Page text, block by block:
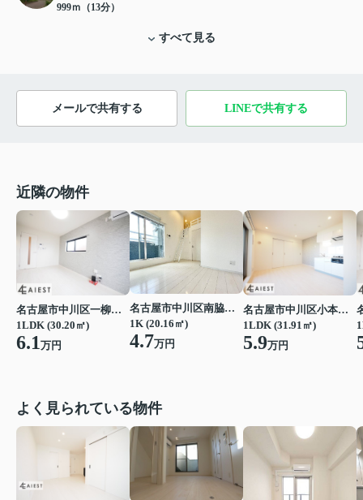
999ｍ（13分）
すべて見る
メールで共有する LINEで共有する
近隣の物件
名古屋市中川区一柳通１丁目
1LDK (30.20㎡)
6.1万円
名古屋市中川区南脇町３丁目
1K (20.16㎡)
4.7万円
名古屋市中川区小本１丁目
1LDK (31.91㎡)
5.9万円
よく見られている物件